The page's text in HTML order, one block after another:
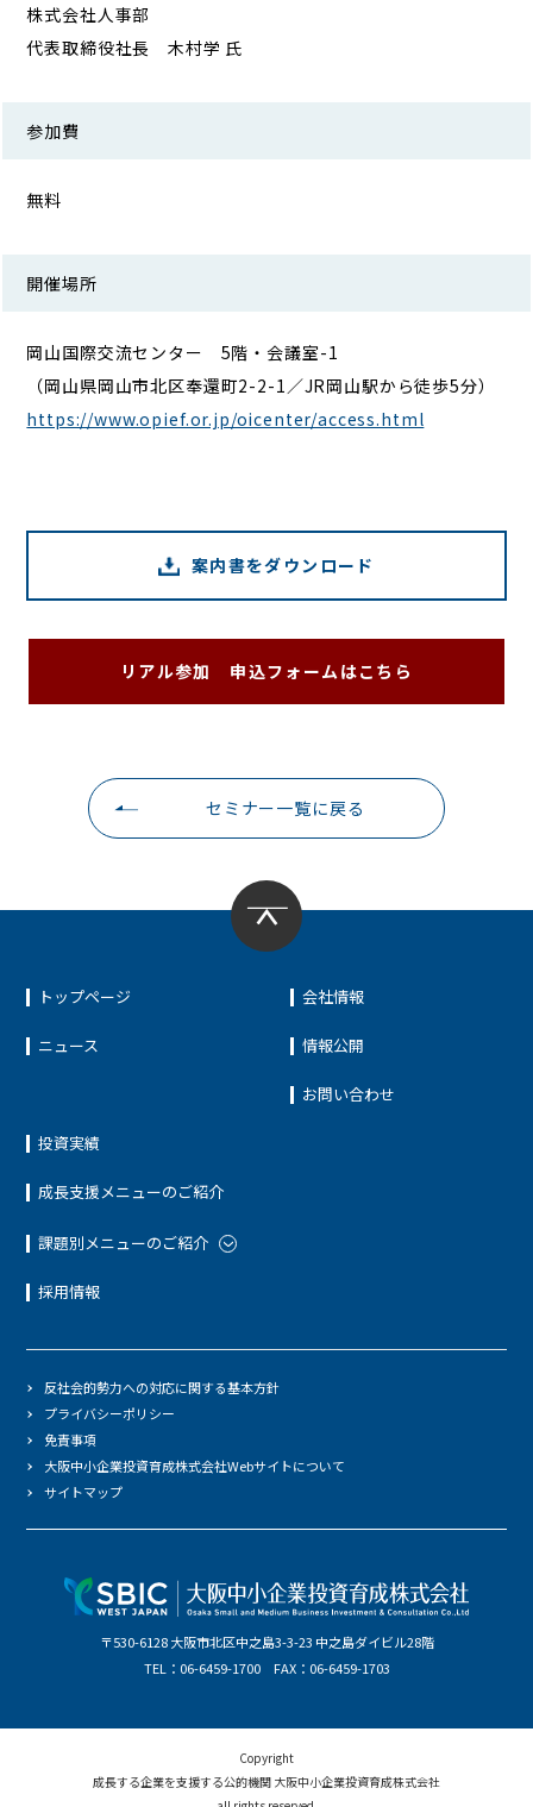
株式会社人事部
代表取締役社長 木村学 氏
参加費
無料
開催場所
岡山国際交流センター 5階・会議室-1
（岡山県岡山市北区奉還町2-2-1／JR岡山駅から徒歩5分）
https://www.opief.or.jp/oicenter/access.html
案内書をダウンロード
リアル参加 申込フォームはこちら
セミナー一覧に戻る
トップページ
ニュース
投資実績
成長支援メニューのご紹介
課題別メニューのご紹介
採用情報
会社情報
情報公開
お問い合わせ
〒530-6128 大阪市北区中之島3-3-23 中之島ダイビル28階
TEL：06-6459-1700 FAX：06-6459-1703
反社会的勢力への対応に関する基本方針
プライバシーポリシー
免責事項
大阪中小企業投資育成株式会社Webサイトについて
サイトマップ
Copyright
成長する企業を支援する公的機関 大阪中小企業投資育成株式会社